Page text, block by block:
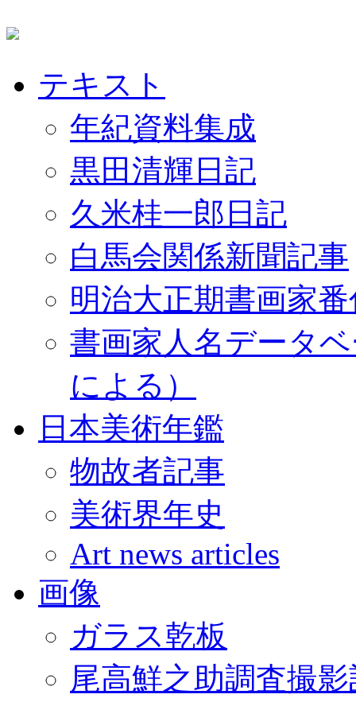
テキスト
年紀資料集成
黒田清輝日記
久米桂一郎日記
白馬会関係新聞記事
明治大正期書画家
書画家人名データ
による）
日本美術年鑑
物故者記事
美術界年史
Art news articles
画像
ガラス乾板
尾高鮮之助調査撮